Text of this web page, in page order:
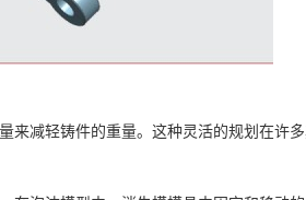
减轻铸件的重量。这种灵活的规划在许多